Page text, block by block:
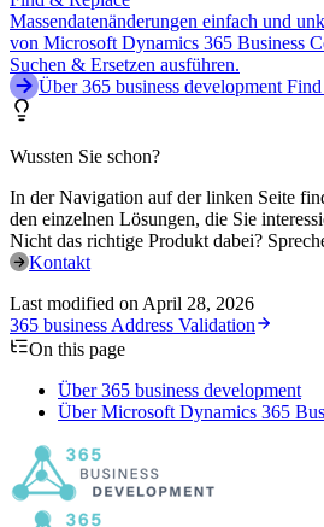
Massendatenänderungen einfach und
von Microsoft Dynamics 365 Business
Suchen & Ersetzen ausführen.
Über 365 business development
Wussten Sie schon?
In der Navigation auf der linken Seite
den einzelnen Lösungen, die Sie
Nicht das richtige Produkt dabei?
Kontakt
Last modified on April 28, 2026
365 business Address Validation
On this page
Über 365 business development
Über Microsoft Dynamics 365